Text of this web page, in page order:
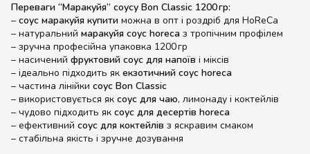
Переваги “Маракуйя” соусу Bon Classic 1200 гр:
– соус маракуйя купити можна в опт і роздріб для HoReCa
– натуральний маракуйя соус horeca з тропічним профілем
– зручна професійна упаковка 1200 гр
– насичений фруктовий соус для напоїв і міксів
– ідеально підходить як екзотичний соус horeca
– частина лінійки соус Bon Classic
– використовується як соус для чаю, лимонаду і коктейлів
– чудово підходить як соус для десертів horeca
– ефективний соус для коктейлів з яскравим смаком
– стабільна якість і зручне дозування